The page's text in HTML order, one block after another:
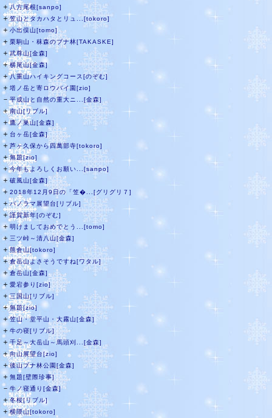
＋八方尾根[sanpo]
＋笠山とタカハタとリュ...[tokoro]
＋ 小出俣山[tomo]
＋ 栗駒山・秣森のブナ林[TAKASKE]
＋武尊山[金森]
＋横尾山[金森]
＋八重山ハイキングコース[のぞむ]
＋ 塔ノ岳と寄ロウバイ園[zio]
－平成山と自然の重大ニ...[金森]
＋南山[リブル]
＋鷹ノ巣山[金森]
＋ 台ヶ岳[金森]
＋ 芦ヶ久保から四萬部寺[tokoro]
＋無題[zio]
＋今年もよろしくお願い...[sanpo]
＋ 破風山[金森]
＋ 2018年12月9日の「笠�...[グリグリ７]
＋パノラマ展望台[リブル]
＋謹賀新年[のぞむ]
＋ 明けましておめでとう...[tomo]
＋ 三ツ峠～清八山[金森]
＋熊倉山[tokoro]
＋倉岳山よさそうですね[ワタル]
＋倉岳山[金森]
＋ 愛宕参り[zio]
＋三国山[リブル]
＋無題[zio]
＋笠山・堂平山・大霧山[金森]
＋ 牛の寝[リブル]
＋千足～大岳山～馬頭刈...[金森]
＋向山展望台[zio]
＋後山ブナ林公園[金森]
＋ 無題[壁際珍事]
－ 牛ノ寝通り[金森]
＋冬桜[リブル]
＋横隈山[tokoro]